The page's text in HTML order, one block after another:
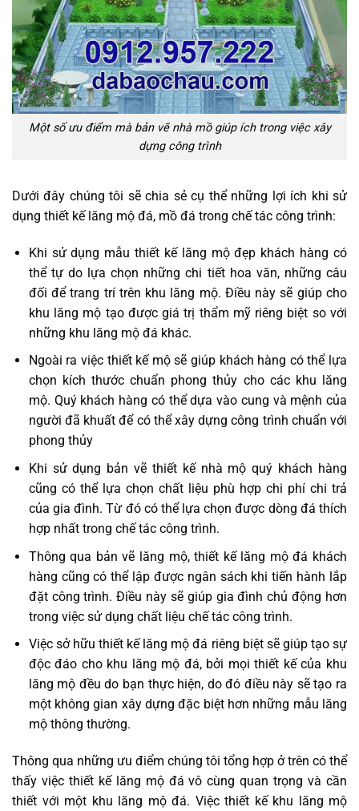
Một số ưu điểm mà bản vẽ nhà mồ giúp ích trong việc xây
dựng công trình
Dưới đây chúng tôi sẽ chia sẻ cụ thể những lợi ích khi sử
dụng thiết kế lăng mộ đá, mồ đá trong chế tác công trình:
Khi sử dụng mẫu thiết kế lăng mộ đẹp khách hàng có
thể tự do lựa chọn những chi tiết hoa văn, những câu
đối để trang trí trên khu lăng mộ. Điều này sẽ giúp cho
khu lăng mộ tạo được giá trị thẩm mỹ riêng biệt so với
những khu lăng mộ đá khác.
Ngoài ra việc thiết kế mộ sẽ giúp khách hàng có thể lựa
chọn kích thước chuẩn phong thủy cho các khu lăng
mộ. Quý khách hàng có thể dựa vào cung và mệnh của
người đã khuất để có thể xây dựng công trình chuẩn với
phong thủy
Khi sử dụng bản vẽ thiết kế nhà mộ quý khách hàng
cũng có thể lựa chọn chất liệu phù hợp chi phí chi trả
của gia đình. Từ đó có thể lựa chọn được dòng đá thích
hợp nhất trong chế tác công trình.
Thông qua bản vẽ lăng mộ, thiết kế lăng mộ đá khách
hàng cũng có thể lập được ngân sách khi tiến hành lắp
đặt công trình. Điều này sẽ giúp gia đình chủ động hơn
trong việc sử dụng chất liệu chế tác công trình.
Việc sở hữu thiết kế lăng mộ đá riêng biệt sẽ giúp tạo sự
độc đáo cho khu lăng mộ đá, bởi mọi thiết kế của khu
lăng mộ đều do bạn thực hiện, do đó điều này sẽ tạo ra
một không gian xây dựng đặc biệt hơn những mẫu lăng
mộ thông thường.
Thông qua những ưu điểm chúng tôi tổng hợp ở trên có thể
thấy việc thiết kế lăng mộ đá vô cùng quan trọng và cần
thiết với một khu lăng mộ đá. Việc thiết kế khu lăng mộ